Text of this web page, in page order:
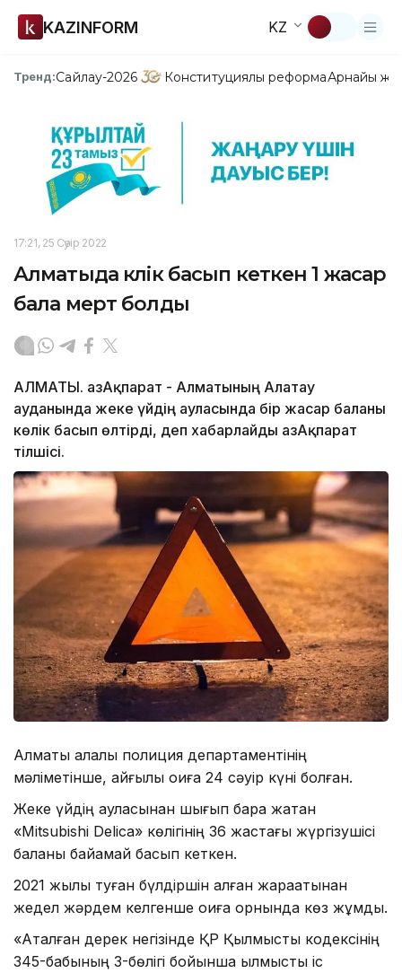
KAZINFORM KZ
Тренд:Сайлау-2026 Конституциялық реформаАрнайы
17:21, 25 Сәуір 2022
Алматыда көлік басып кеткен 1 жасар
бала мерт болды
АЛМАТЫ. ҚазАқпарат - Алматының Алатау
ауданында жеке үйдің ауласында бір жасар баланы
көлік басып өлтірді, деп хабарлайды ҚазАқпарат
тілшісі.
Алматы қалалық полиция департаментінің
мәліметінше, қайғылы оқиға 24 сәуір күні болған.
Жеке үйдің ауласынан шығып бара жатқан
«Mitsubishi Delica» көлігінің 36 жастағы жүргізушісі
баланы байқамай басып кеткен.
2021 жылы туған бүлдіршін алған жарақатынан
жедел жәрдем келгенше оқиға орнында көз жұмды.
«Аталған дерек негізінде ҚР Қылмыстық кодексінің
345-бабының 3-бөлігі бойынша қылмыстық іс